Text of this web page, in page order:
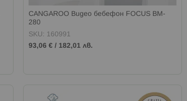
CANGAROO Видео бебефон FOCUS BM-
280
SKU: 160991
93,06 € / 182,01 лв.